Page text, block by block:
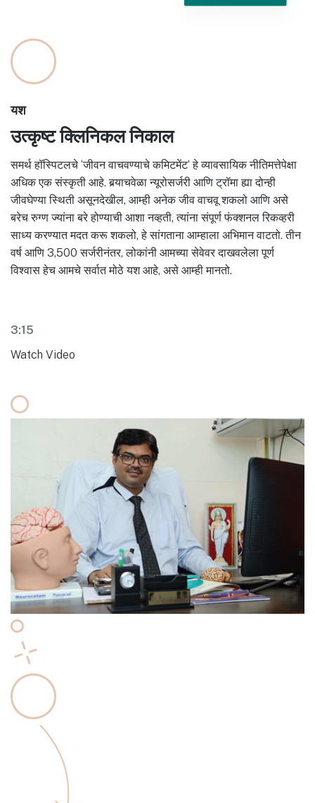
यश
उत्कृष्ट क्लिनिकल निकाल
समर्थ हॉस्पिटलचे ‘जीवन वाचवण्याचे कमिटमेंट’ हे व्यावसायिक नीतिमत्तेपेक्षा
अधिक एक संस्कृती आहे. बर्‍याचवेळा न्यूरोसर्जरी आणि ट्रॉमा ह्या दोन्ही
जीवघेण्या स्थिती असूनदेखील, आम्ही अनेक जीव वाचवू शकलो आणि असे
बरेच रुग्ण ज्यांना बरे होण्याची आशा नव्हती, त्यांना संपूर्ण फंक्शनल रिकव्हरी
साध्य करण्यात मदत करू शकलो, हे सांगताना आम्हाला अभिमान वाटतो. तीन
वर्ष आणि 3,500 सर्जरीनंतर, लोकांनी आमच्या सेवेवर दाखवलेला पूर्ण
विश्वास हेच आमचे सर्वात मोठे यश आहे, असे आम्ही मानतो.
3:15
Watch Video